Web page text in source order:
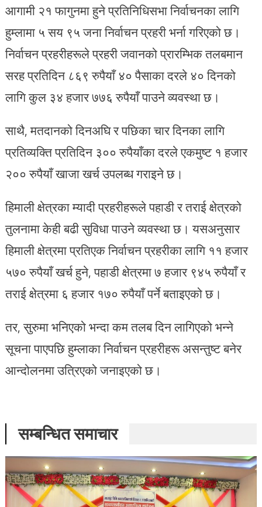
आगामी २१ फागुनमा हुने प्रतिनिधिसभा निर्वाचनका लागि
हुम्लामा ५ सय ९५ जना निर्वाचन प्रहरी भर्ना गरिएको छ।
निर्वाचन प्रहरीहरूले प्रहरी जवानको प्रारम्भिक तलबमान
सरह प्रतिदिन ८६९ रुपैयाँ ४० पैसाका दरले ४० दिनको
लागि कुल ३४ हजार ७७६ रुपैयाँ पाउने व्यवस्था छ।
साथै, मतदानको दिनअघि र पछिका चार दिनका लागि
प्रतिव्यक्ति प्रतिदिन ३०० रुपैयाँका दरले एकमुष्ट १ हजार
२०० रुपैयाँ खाजा खर्च उपलब्ध गराइने छ।
हिमाली क्षेत्रका म्यादी प्रहरीहरूले पहाडी र तराई क्षेत्रको
तुलनामा केही बढी सुविधा पाउने व्यवस्था छ। यसअनुसार
हिमाली क्षेत्रमा प्रतिएक निर्वाचन प्रहरीका लागि ११ हजार
५७० रुपैयाँ खर्च हुने, पहाडी क्षेत्रमा ७ हजार ९४५ रुपैयाँ र
तराई क्षेत्रमा ६ हजार १७० रुपैयाँ पर्ने बताइएको छ।
तर, सुरुमा भनिएको भन्दा कम तलब दिन लागिएको भन्ने
सूचना पाएपछि हुम्लाका निर्वाचन प्रहरीहरू असन्तुष्ट बनेर
आन्दोलनमा उत्रिएको जनाइएको छ।
सम्बन्धित समाचार